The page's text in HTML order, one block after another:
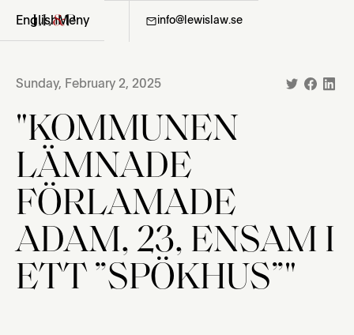
EnglishMeny
08-411 36 06 info@lewislaw.se
Sunday, February 2, 2025
"KOMMUNEN
LÄMNADE
FÖRLAMADE
ADAM, 23, ENSAM I
ETT ”SPÖKHUS”"